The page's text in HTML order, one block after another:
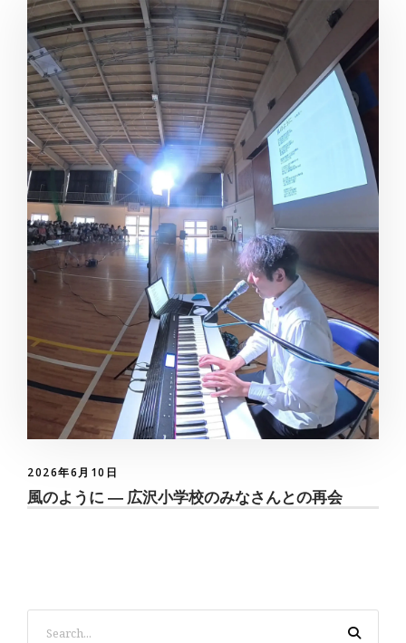
2026年6月10日
風のように ― 広沢小学校のみなさんとの再会